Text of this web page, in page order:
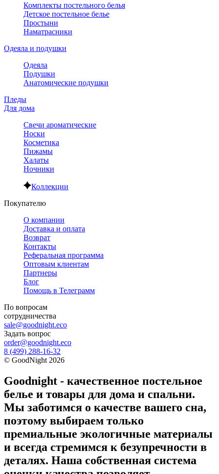
Комплекты постельного белья
Детское постельное белье
Простыни
Наматрасники
Одеяла и подушки
Одеяла
Подушки
Анатомические подушки
Пледы
Для дома
Свечи ароматические
Носки
Косметика
Пижамы
Халаты
Ночники
Коллекции
Покупателю
О компании
Доставка и оплата
Возврат
Контакты
Реферальная программа
Оптовым клиентам
Партнеры
Блог
Помощь в Телеграмм
По вопросам
сотрудничества
sale@goodnight.eco
Задать вопрос
order@goodnight.eco
8 (499) 288-16-32
© GoodNight 2026
Goodnight - качественное постельное
белье и товары для дома и спальни.
Мы заботимся о качестве вашего сна,
поэтому выбираем только
премиальные экологичные материалы
и всегда стремимся к безупречности в
деталях. Наша собственная система